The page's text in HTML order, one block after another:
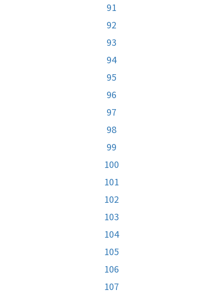
91
92
93
94
95
96
97
98
99
100
101
102
103
104
105
106
107